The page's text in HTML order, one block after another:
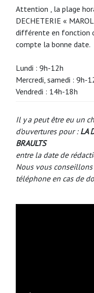
Attention , la plage
DECHETERIE «
différente en fonction
compte la bonne date.
Lundi : 9h-12h
Mercredi, samedi : 9h-
Vendredi : 14h-18h
Il y a peut être eu un
d’ouvertures pour : LA
BRAULTS
entre la date de
Nous vous
téléphone en cas de